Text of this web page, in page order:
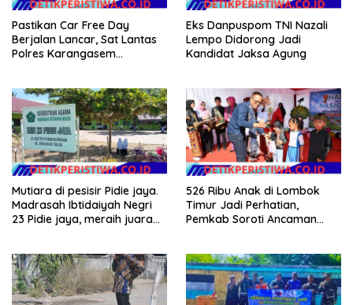
Pastikan Car Free Day
Berjalan Lancar, Sat Lantas
Polres Karangasem
Eks Danpuspom TNI Nazali
Lempo Didorong Jadi
Kandidat Jaksa Agung
Mutiara di pesisir Pidie jaya.
Madrasah Ibtidaiyah Negri
23 Pidie jaya, meraih juara
526 Ribu Anak di Lombok
Timur Jadi Perhatian,
Pemkab Soroti Ancaman